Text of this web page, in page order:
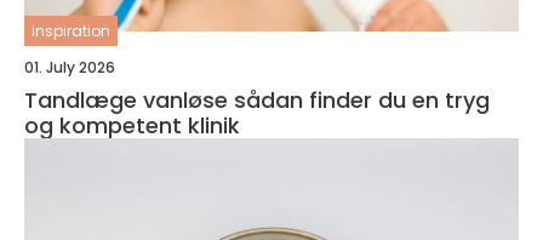
inspiration
01. July 2026
Tandlæge vanløse sådan finder du en tryg
og kompetent klinik